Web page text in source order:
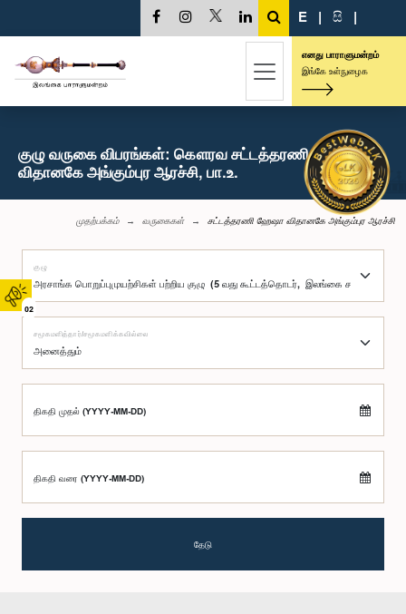
02
E | සි |
எனது பாராளுமன்றம்
இங்கே உள்நுழைக
குழு வருகை விபரங்கள்: கௌரவ சட்டத்தரணி ஹேஷா
விதானகே அங்கும்புர ஆரச்சி, பா.உ.
முதற்பக்கம் வருகைகள் சட்டத்தரணி ஹேஷா விதானகே அங்கும்புர ஆரச்சி
குழு
சமூகமளித்தார்/சமூகமளிக்கவில்லை
திகதி முதல் (YYYY-MM-DD)
திகதி வரை (YYYY-MM-DD)
தேடு